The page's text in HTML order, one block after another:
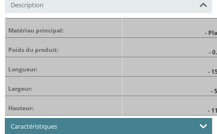
Description
Matériau principal: -
Poids du produit: -
Longueur: -
Largeur: -
Hauteur: -
Caractéristiques